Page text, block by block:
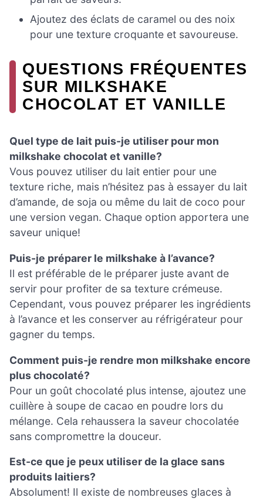
Ajoutez des éclats de caramel ou des noix
pour une texture croquante et savoureuse.
QUESTIONS FRÉQUENTES
SUR MILKSHAKE
CHOCOLAT ET VANILLE
Quel type de lait puis-je utiliser pour mon
milkshake chocolat et vanille?
Vous pouvez utiliser du lait entier pour une
texture riche, mais n’hésitez pas à essayer du lait
d’amande, de soja ou même du lait de coco pour
une version vegan. Chaque option apportera une
saveur unique!
Puis-je préparer le milkshake à l’avance?
Il est préférable de le préparer juste avant de
servir pour profiter de sa texture crémeuse.
Cependant, vous pouvez préparer les ingrédients
à l’avance et les conserver au réfrigérateur pour
gagner du temps.
Comment puis-je rendre mon milkshake encore
plus chocolaté?
Pour un goût chocolaté plus intense, ajoutez une
cuillère à soupe de cacao en poudre lors du
mélange. Cela rehaussera la saveur chocolatée
sans compromettre la douceur.
Est-ce que je peux utiliser de la glace sans
produits laitiers?
Absolument! Il existe de nombreuses glaces à